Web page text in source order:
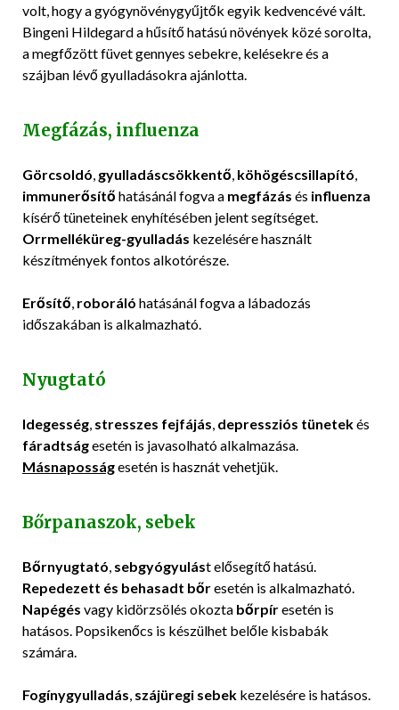
volt, hogy a gyógynövénygyűjtők egyik kedvencévé vált.
Bingeni Hildegard a hűsítő hatású növények közé sorolta,
a megfőzött füvet gennyes sebekre, kelésekre és a
szájban lévő gyulladásokra ajánlotta.
Megfázás, influenza
Görcsoldó gyulladáscsökkentő köhögéscsillapító
immunerősítő hatásánál fogva a megfázás és influenza
kísérő tüneteinek enyhítésében jelent segítséget.
Orrmelléküreg-gyulladás kezelésére használt
készítmények fontos alkotórésze.
Erősítő roboráló hatásánál fogva a lábadozás
időszakában is alkalmazható.
Nyugtató
Idegesség stresszes fejfájás depressziós tünetekés
fáradtságesetén is javasolható alkalmazása.
Másnaposságesetén is hasznát vehetjük.
Bőrpanaszok, sebek
Bőrnyugtató sebgyógyulást elősegítő hatású.
Repedezett és behasadt bőresetén is alkalmazható.
Napégés vagy kidörzsölés okozta bőrpíresetén is
hatásos. Popsikenőcs is készülhet belőle kisbabák
számára.
Fogínygyulladás szájüregi sebek kezelésére is hatásos.